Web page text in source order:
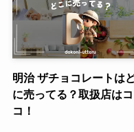
明治 ザチョコレートは
に売ってる？取扱店はコ
コ！